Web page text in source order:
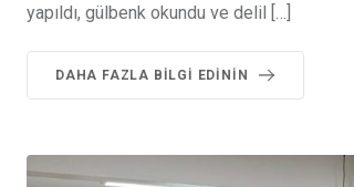
yapıldı, gülbenk okundu ve delil […]
DAHA FAZLA BILGI EDININ